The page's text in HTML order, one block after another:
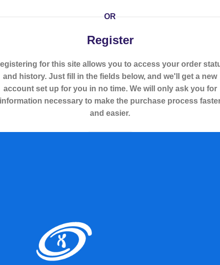
OR
Register
for this site allows you to access your order
and history. Just fill in the fields below, and we'll get a new
account set up for you in no time. We will only ask you for
necessary to make the purchase process
and easier.